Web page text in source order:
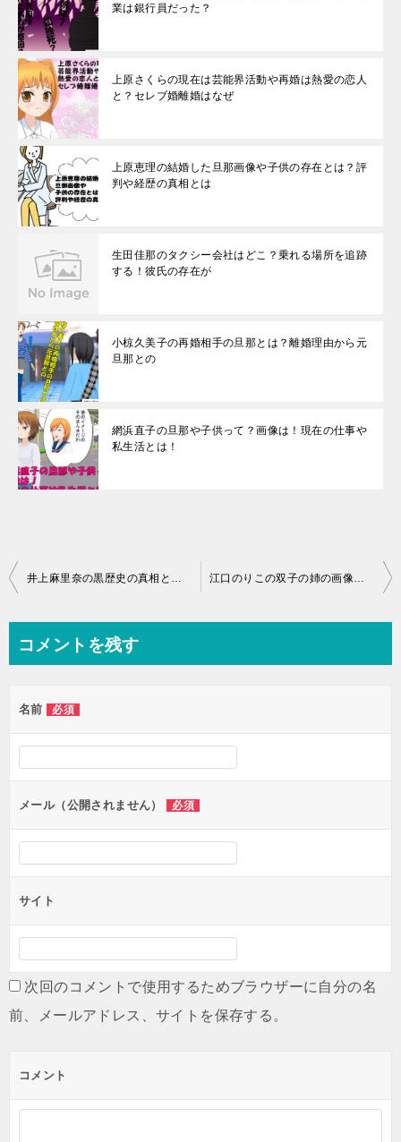
業は銀行員だった？
上原さくらの現在は芸能界活動や再婚は熱愛の恋人
と？セレブ婚離婚はなぜ
上原恵理の結婚した旦那画像や子供の存在とは？評
判や経歴の真相とは
生田佳那のタクシー会社はどこ？乗れる場所を追跡
する！彼氏の存在が
小椋久美子の再婚相手の旦那とは？離婚理由から元
旦那との
網浜直子の旦那や子供って？画像は！現在の仕事や
私生活とは！
投
ビ
ー
シ
ン
井上麻里奈の黒歴史の真相とは衝撃の？結婚はいよいよあの彼氏と？ 江口のりこの双子の姉の画像が衝撃的！まるで安藤サクラなの？
コメントを残す
名前 必須
メール（公開されません） 必須
サイト
次回のコメントで使用するためブラウザーに自分の名
前、メールアドレス、サイトを保存する。
コメント